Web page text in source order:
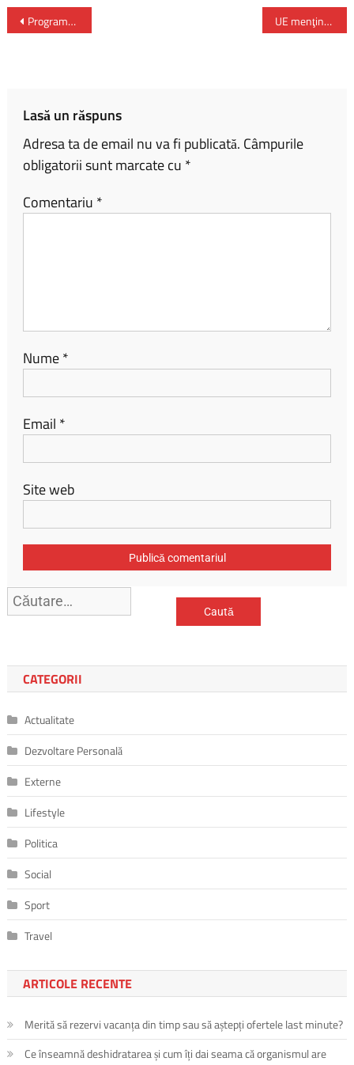
b
Programul ‘Școală după școală’ – aprobat spre derulare și finanțare în Sectorul 3 UE menţine termenul-limită 2028 pentru renunţarea la gazul rusesc
Lasă un răspuns
Adresa ta de email nu va fi publicată. Câmpurile
obligatorii sunt marcate cu *
Comentariu *
Nume*
Email *
Site web
Caută
după:
CATEGORII
Actualitate
Dezvoltare Personală
Externe
Lifestyle
Politica
Social
Sport
Travel
ARTICOLE RECENTE
Merită să rezervi vacanța din timp sau să aștepți ofertele last minute?
Ce înseamnă deshidratarea și cum îți dai seama că organismul are